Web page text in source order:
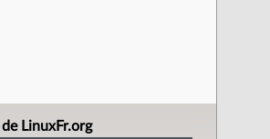
LinuxFr.org